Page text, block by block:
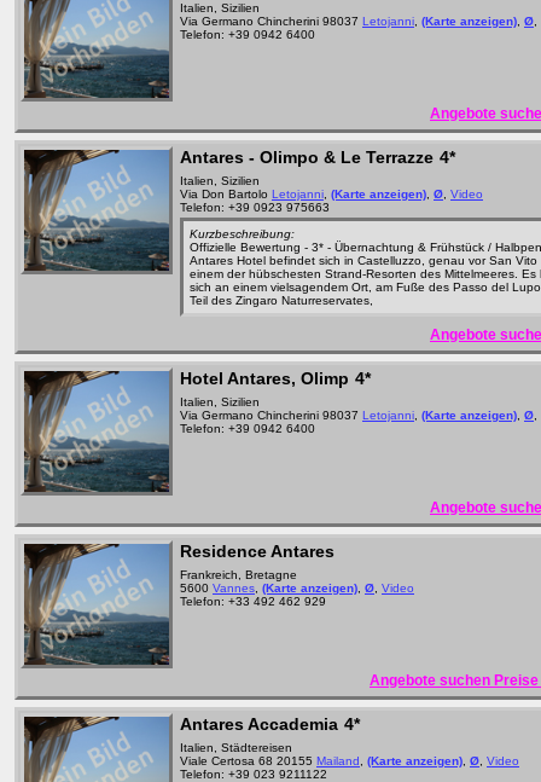
Italien, Sizilien
Via Germano Chincherini 98037 Letojanni (Karte anzeigen) Ø
Telefon: +39 0942 6400
Angebote
Antares - Olimpo & Le Terrazze 4*
Italien, Sizilien
Via Don Bartolo Letojanni (Karte anzeigen) Ø Video
Telefon: +39 0923 975663
Kurzbeschreibung:
Offizielle Bewertung - 3* - Übernachtung & Frühstück /
Antares Hotel befindet sich in Castelluzzo, genau vor San Vito
einem der hübschesten Strand-Resorten des Mittelmeeres. Es
sich an einem vielsagendem Ort, am Fuße des Passo del
Teil des Zingaro Naturreservates,
Angebote
Hotel Antares, Olimp 4*
Italien, Sizilien
Via Germano Chincherini 98037 Letojanni (Karte anzeigen) Ø
Telefon: +39 0942 6400
Angebote
Residence Antares
Frankreich, Bretagne
5600 Vannes (Karte anzeigen) Ø Video
Telefon: +33 492 462 929
Angebote suchen
Antares Accademia 4*
Italien, Städtereisen
Viale Certosa 68 20155 Mailand (Karte anzeigen) Ø Video
Telefon: +39 023 9211122